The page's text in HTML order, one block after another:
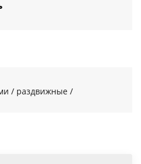
/ раздвижные /